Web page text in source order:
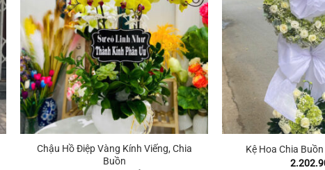
+
Chậu Hồ Điệp Vàng Kính Viếng, Chia
Buồn
Kệ Hoa Chia